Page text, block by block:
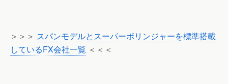
＞＞＞ スパンモデルとスーパーボリンジャーを標準搭載
しているFX会社一覧 ＜＜＜